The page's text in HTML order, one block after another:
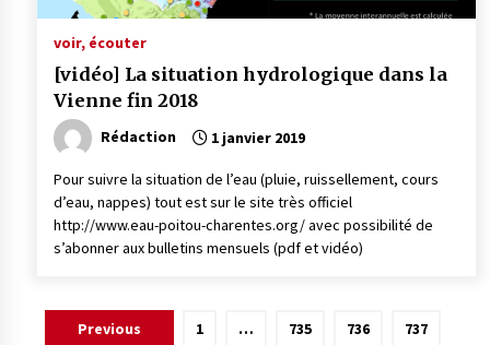
voir, écouter
[vidéo] La situation hydrologique dans la
Vienne fin 2018
Rédaction 1 janvier 2019
Pour suivre la situation de l’eau (pluie, ruissellement, cours
d’eau, nappes) tout est sur le site très officiel
http://www.eau-poitou-charentes.org/ avec possibilité de
s’abonner aux bulletins mensuels (pdf et vidéo)
Pagination
Previous 1 … 735 736 737